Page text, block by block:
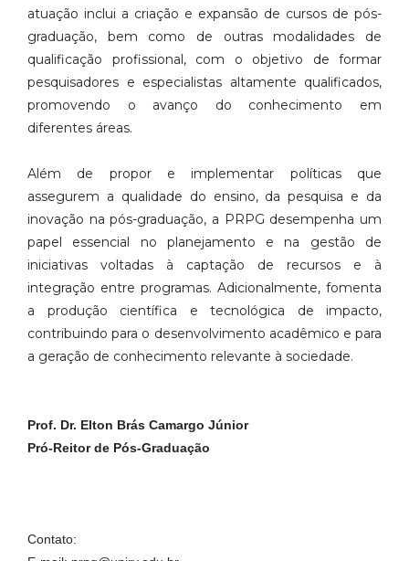
atuação inclui a criação e expansão de cursos de pós-
graduação, bem como de outras modalidades de
qualificação profissional, com o objetivo de formar
pesquisadores e especialistas altamente qualificados,
promovendo o avanço do conhecimento em
diferentes áreas.
Além de propor e implementar políticas que
assegurem a qualidade do ensino, da pesquisa e da
inovação na pós-graduação, a PRPG desempenha um
papel essencial no planejamento e na gestão de
iniciativas voltadas à captação de recursos e à
integração entre programas. Adicionalmente, fomenta
a produção científica e tecnológica de impacto,
contribuindo para o desenvolvimento acadêmico e para
a geração de conhecimento relevante à sociedade.
Prof. Dr. Elton Brás Camargo Júnior
Pró-Reitor de Pós-Graduação
Contato: